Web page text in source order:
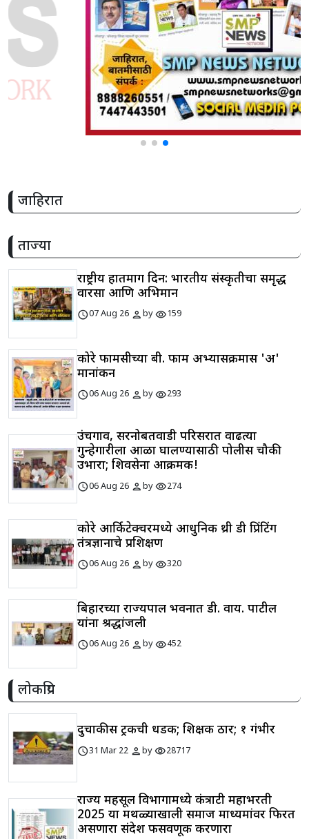
जाहिरात
ताज्या
राष्ट्रीय हातमाग दिन: भारतीय संस्कृतीचा समृद्ध
वारसा आणि अभिमान
schedule07 Aug 26 personbyvisibility159
कोरे फार्मसीच्या बी. फार्म अभ्यासक्रमास 'अ'
मानांकन
schedule06 Aug 26 personbyvisibility293
उंचगाव, सरनोबतवाडी परिसरात वाढत्या
गुन्हेगारीला आळा घालण्यासाठी पोलीस चौकी
उभारा; शिवसेना आक्रमक!
schedule06 Aug 26 personbyvisibility274
कोरे आर्किटेक्चरमध्ये आधुनिक थ्री डी प्रिंटिंग
तंत्रज्ञानाचे प्रशिक्षण
schedule06 Aug 26 personbyvisibility320
बिहारच्या राज्यपाल भवनात डी. वाय. पाटील
यांना श्रद्धांजली
schedule06 Aug 26 personbyvisibility452
लोकप्रिय
दुचाकीस ट्रकची धडक; शिक्षक ठार; १ गंभीर
schedule31 Mar 22 personbyvisibility28717
राज्य महसूल विभागामध्ये कंत्राटी महाभरती
2025 या मथळ्याखाली समाज माध्यमांवर फिरत
असणारा संदेश फसवणूक करणारा